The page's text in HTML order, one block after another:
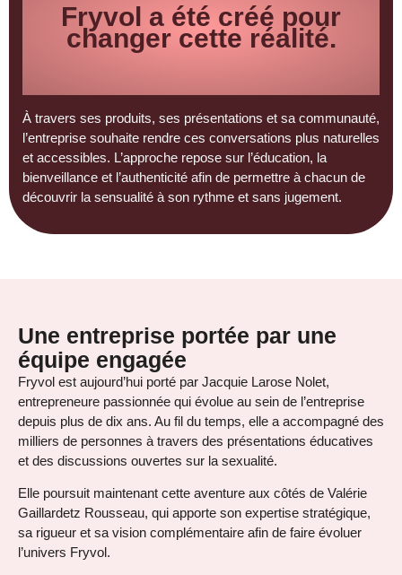
Fryvol a été créé pour
changer cette réalité.
À travers ses produits, ses présentations et sa communauté,
l’entreprise souhaite rendre ces conversations plus naturelles
et accessibles. L’approche repose sur l’éducation, la
bienveillance et l’authenticité afin de permettre à chacun de
découvrir la sensualité à son rythme et sans jugement.
Une entreprise portée par une
équipe engagée
Fryvol est aujourd’hui porté par Jacquie Larose Nolet,
entrepreneure passionnée qui évolue au sein de l’entreprise
depuis plus de dix ans. Au fil du temps, elle a accompagné des
milliers de personnes à travers des présentations éducatives
et des discussions ouvertes sur la sexualité.
Elle poursuit maintenant cette aventure aux côtés de Valérie
Gaillardetz Rousseau, qui apporte son expertise stratégique,
sa rigueur et sa vision complémentaire afin de faire évoluer
l’univers Fryvol.